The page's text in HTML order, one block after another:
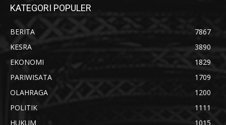
KATEGORI POPULER
BERITA
7867
KESRA
3890
EKONOMI
1829
PARIWISATA
1709
OLAHRAGA
1200
POLITIK
1111
HUKUM
1015